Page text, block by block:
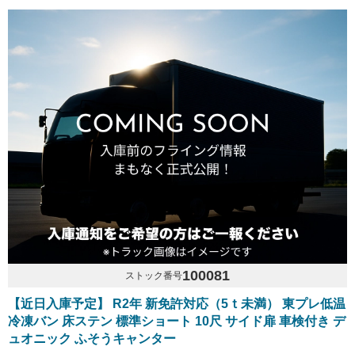
ストック番号100081
【近日入庫予定】 R2年 新免許対応（5ｔ未満） 東プレ低温
冷凍バン 床ステン 標準ショート 10尺 サイド扉 車検付き デ
ュオニック ふそうキャンター